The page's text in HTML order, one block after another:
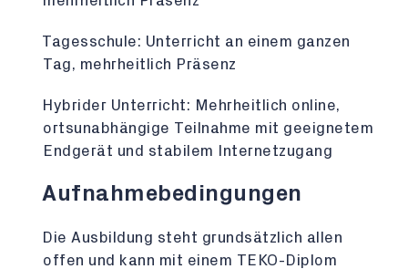
Tagesschule: Unterricht an einem ganzen
Tag, mehrheitlich Präsenz
Hybrider Unterricht: Mehrheitlich online,
ortsunabhängige Teilnahme mit geeignetem
Endgerät und stabilem Internetzugang
Aufnahmebedingungen
Die Ausbildung steht grundsätzlich allen
offen und kann mit einem TEKO-Diplom